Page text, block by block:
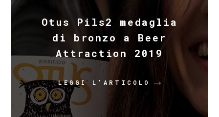
Otus Pils2 medaglia
di bronzo a Beer
Attraction 2019
LEGGI L'ARTICOLO